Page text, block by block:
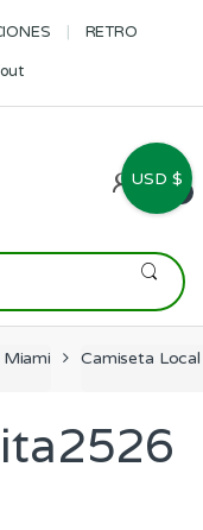
RETRO
0
Camiseta
USD $